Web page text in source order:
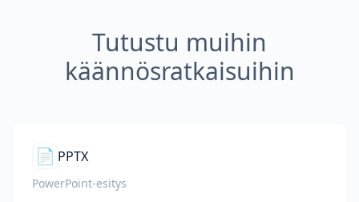
Tutustu muihin
käännösratkaisuihin
📄 PPTX
PowerPoint-esitys